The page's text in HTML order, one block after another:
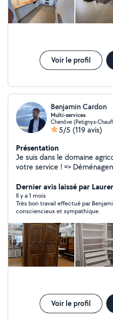
Voir le profil
Benjamin Cardon
Multi-services
Chenôve (Petignys-
5/5 (119 avis)
Présentation
Je suis dans le domaine
votre service ! => Déménagement et aide
électroménager et
Service de débarras (cave,
Entretien d'espaces verts
débroussaillage...) avec ou
=> Montage de meubles en
N'hésitez pas à me
demandes/questions dans les
efficace et soigné !
Dernier avis laissé par
Il y a 1 mois
Très bon travail effectué par
consciencieux et sympathique.
Voir le profil